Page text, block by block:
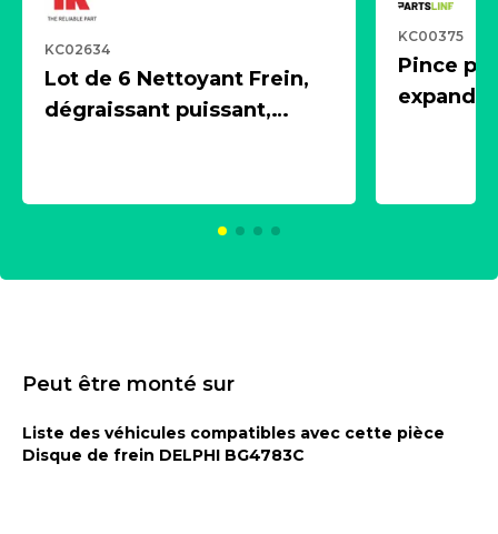
KC02634
Lot de 6 Nettoyant Frein,
dégraissant puissant,
KC00375
Pince
Peut être monté sur
Liste des véhicules compatibles avec cette pièce
Disque de frein DELPHI BG4783C